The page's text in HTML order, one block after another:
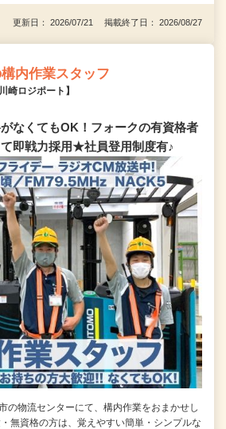
更新日： 2026/07/21 掲載終了日： 2026/08/27
内作業スタッフ
ロジポート】
がなくてもOK！フォークの有資格者
即戦力採用★社員登用制度有♪
の物流センターにて、構内作業をおまかせし
無資格の方は、覚えやすい簡単・シンプルな